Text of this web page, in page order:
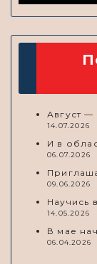
Август
14.07.2026
И в
06.07.2026
09.06.2026
Научись
14.05.2026
В мае
06.04.2026